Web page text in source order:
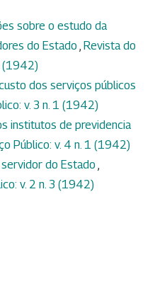
sobre o estudo da
do Estado Revista do
(1942)
dos serviços públicos
v. 3 n. 1 (1942)
institutos de previdencia
Público: v. 4 n. 1 (1942)
do Estado
v. 2 n. 3 (1942)